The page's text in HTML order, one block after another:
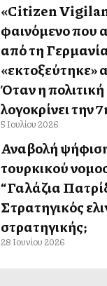
«Citizen
φαινόμενο που
από τη
Όταν η
λογοκρίνει την
5 Ιουλίου 2026
Αναβολή
τουρκικού
“Γαλάζια
Στρατηγικός
στρατηγικής;
28 Ιουνίου 2026